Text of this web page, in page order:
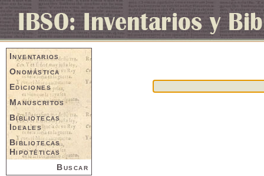
Inventarios
Onomástica
Ediciones
Manuscritos
Bibliotecas
Ideales
Bibliotecas
Hipotéticas
Buscar